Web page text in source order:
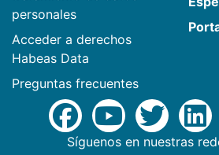
personales
Acceder a derechos
Habeas Data
Preguntas frecuentes
Síguenos en nuestras